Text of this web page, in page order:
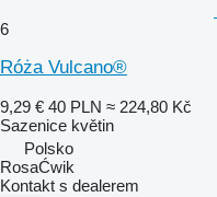
6
Róża Vulcano®
9,29 € 40 PLN ≈ 224,80 Kč
Sazenice květin
Polsko
RosaĆwik
Kontakt s dealerem